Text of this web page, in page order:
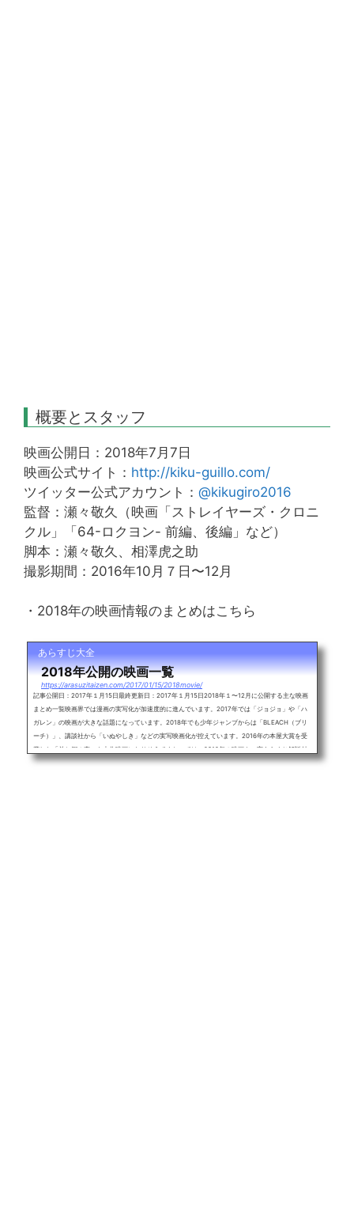
概要とスタッフ
映画公開日：2018年7月7日
映画公式サイト： http://kiku-guillo.com/
ツイッター公式アカウント： @kikugiro2016
監督：瀬々敬久（映画「ストレイヤーズ・クロニ
クル」「64-ロクヨン- 前編、後編」など）
脚本：瀬々敬久、相澤虎之助
撮影期間：2016年10月７日〜12月
・2018年の映画情報のまとめはこちら
あらすじ大全
2018年公開の映画一覧
https://arasuzitaizen.com/2017/01/15/2018movie/
記事公開日：2017年１月15日最終更新日：2017年１月15日2018年１〜12月に公開する主な映画
まとめ一覧映画界では漫画の実写化が加速度的に進んでいます。2017年では「ジョジョ」や「ハ
ガレン」の映画が大きな話題になっています。2018年でも少年ジャンプからは「BLEACH（ブリ
ーチ）」、講談社から「いぬやしき」などの実写映画化が控えています。2016年の本屋大賞を受
賞した「羊と鋼の森」も大作映画になりそうですね。では、2018年の映画を一言あらすじ解説付
きで紹介、随時更新していきます。2018年に公開予定の主な映画一覧・曇天に...